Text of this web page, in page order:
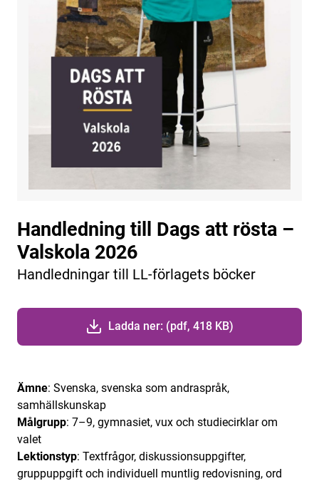
Handledning till Dags att rösta –
Valskola 2026
Handledningar till LL-förlagets böcker
Ladda ner: (pdf, 418 KB)
Ämne: Svenska, svenska som andraspråk,
samhällskunskap
Målgrupp: 7–9, gymnasiet, vux och studiecirklar om
valet
Lektionstyp: Textfrågor, diskussionsuppgifter,
gruppuppgift och individuell muntlig redovisning, ord